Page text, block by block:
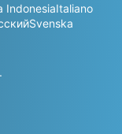
IndonesiaItaliano
Svenska